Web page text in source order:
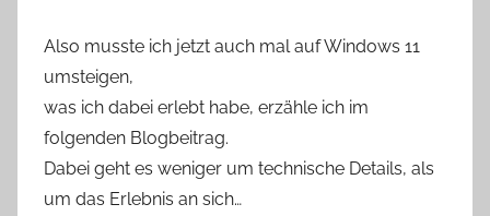
Also musste ich jetzt auch mal auf Windows 11
umsteigen,
was ich dabei erlebt habe, erzähle ich im
folgenden Blogbeitrag.
Dabei geht es weniger um technische Details, als
um das Erlebnis an sich…